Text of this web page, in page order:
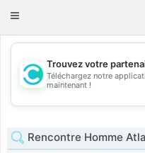
Toggle
💖
💕
Trouvez votre
Téléchargez notre
maintenant !
Rencontre Homme